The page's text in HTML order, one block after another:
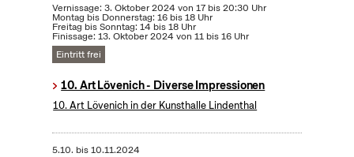
Vernissage: 3. Oktober 2024 von 17 bis 20:30 Uhr
Montag bis Donnerstag: 16 bis 18 Uhr
Freitag bis Sonntag: 14 bis 18 Uhr
Finissage: 13. Oktober 2024 von 11 bis 16 Uhr
Eintritt frei
10. Art Lövenich - Diverse Impressionen
10. Art Lövenich in der Kunsthalle Lindenthal
5.10. bis10.11.2024